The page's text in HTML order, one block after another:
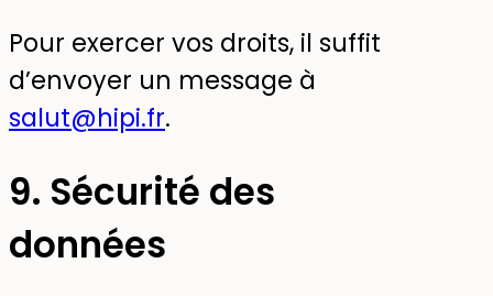
Pour exercer vos droits, il suffit
d’envoyer un message à
salut@hipi.fr.
9. Sécurité des
données